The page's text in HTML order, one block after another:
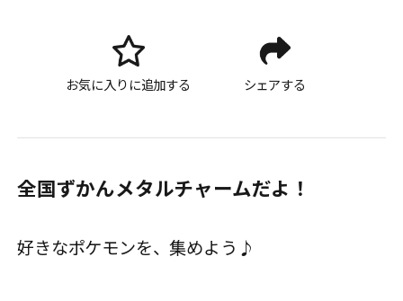
お気に入りに追加する シェアする
全国ずかんメタルチャームだよ！
好きなポケモンを、集めよう♪